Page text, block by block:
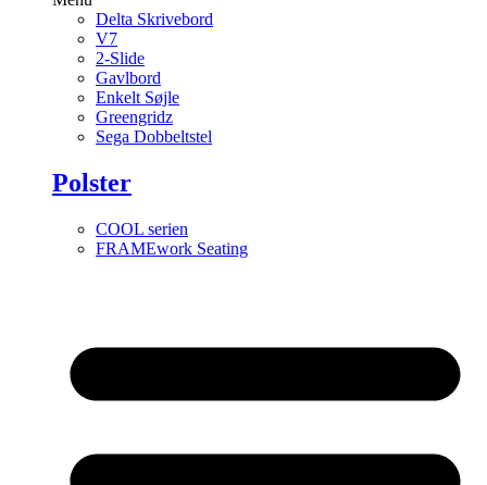
Delta Skrivebord
V7
2-Slide
Gavlbord
Enkelt Søjle
Greengridz
Sega Dobbeltstel
Polster
COOL serien
FRAMEwork Seating